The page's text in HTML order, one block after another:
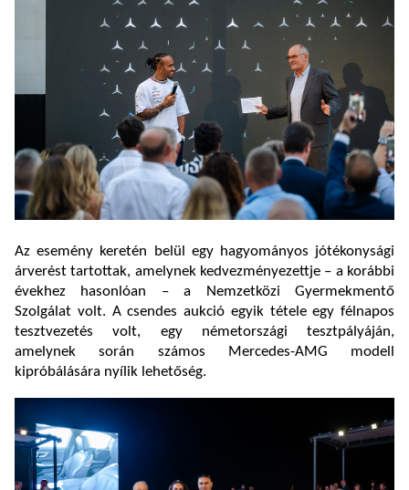
Az esemény keretén belül egy hagyományos jótékonysági
árverést tartottak, amelynek kedvezményezettje – a korábbi
évekhez hasonlóan – a Nemzetközi Gyermekmentő
Szolgálat volt. A csendes aukció egyik tétele egy félnapos
tesztvezetés volt, egy németországi tesztpályáján,
amelynek során számos Mercedes-AMG modell
kipróbálására nyílik lehetőség.